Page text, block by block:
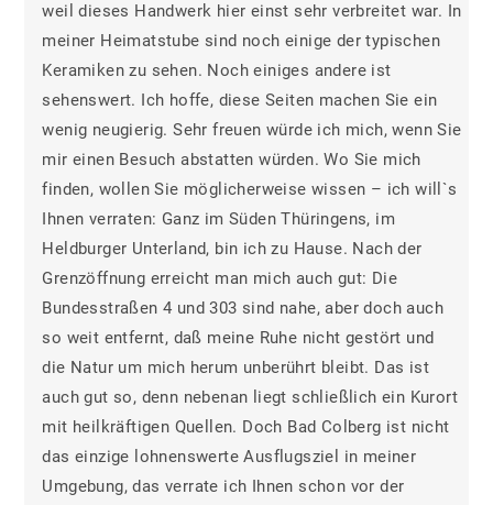
weil dieses Handwerk hier einst sehr verbreitet war. In
meiner Heimatstube sind noch einige der typischen
Keramiken zu sehen. Noch einiges andere ist
sehenswert. Ich hoffe, diese Seiten machen Sie ein
wenig neugierig. Sehr freuen würde ich mich, wenn Sie
mir einen Besuch abstatten würden. Wo Sie mich
finden, wollen Sie möglicherweise wissen – ich will`s
Ihnen verraten: Ganz im Süden Thüringens, im
Heldburger Unterland, bin ich zu Hause. Nach der
Grenzöffnung erreicht man mich auch gut: Die
Bundesstraßen 4 und 303 sind nahe, aber doch auch
so weit entfernt, daß meine Ruhe nicht gestört und
die Natur um mich herum unberührt bleibt. Das ist
auch gut so, denn nebenan liegt schließlich ein Kurort
mit heilkräftigen Quellen. Doch Bad Colberg ist nicht
das einzige lohnenswerte Ausflugsziel in meiner
Umgebung, das verrate ich Ihnen schon vor der